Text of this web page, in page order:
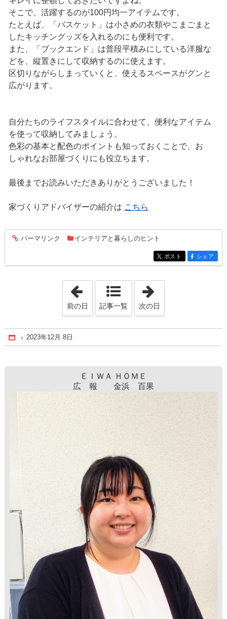
そこで、活躍するのが100円均一アイテムです。
たとえば、「バスケット」は小さめの衣類やこまごまと
したキッチングッズを入れるのにも便利です。
また、「ブックエンド」は普段平積みにしている洋服な
どを、縦置きにして収納するのに使えます。
区切りながらしまっていくと、使えるスペースがグンと
広がります。
自分たちのライフスタイルに合わせて、便利なアイテム
を使って収納してみましょう。
色彩の基本と配色のポイントも知っておくことで、お
しゃれなお部屋づくりにも役立ちます。
最後までお読みいただきありがとうございました！
家づくりアドバイザーの紹介は こちら
entry163
パーマリンク インテリアと暮らしのヒント
entry163
ポスト entry163
シェア
「2023年12月 2日」
前の日 記事一覧 次の日
Home
2023年12月 8日
ＥＩＷＡ ＨＯＭＥ
広 報 金浜 百果